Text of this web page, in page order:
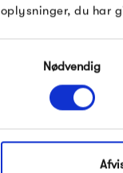
oplysninger, du har
Nødvendig